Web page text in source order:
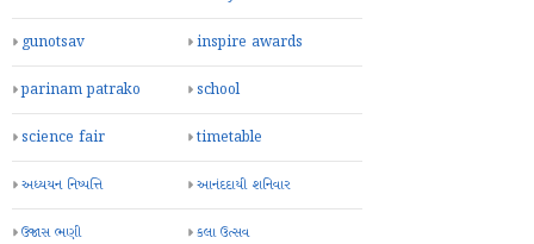
gunotsav inspire awards
parinam patrako school
science fair timetable
અધ્યયન નિષ્પત્તિ આનંદદાયી શનિવાર
ઉજાસ ભણી કલા ઉત્સવ